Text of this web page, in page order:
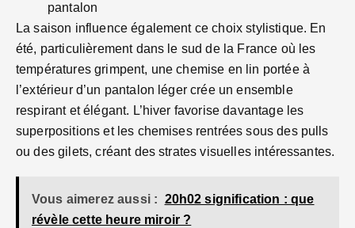
pantalon
La saison influence également ce choix stylistique. En
été, particulièrement dans le sud de la France où les
températures grimpent, une chemise en lin portée à
l’extérieur d’un pantalon léger crée un ensemble
respirant et élégant. L’hiver favorise davantage les
superpositions et les chemises rentrées sous des pulls
ou des gilets, créant des strates visuelles intéressantes.
Vous aimerez aussi : 20h02 signification : que
révèle cette heure miroir ?